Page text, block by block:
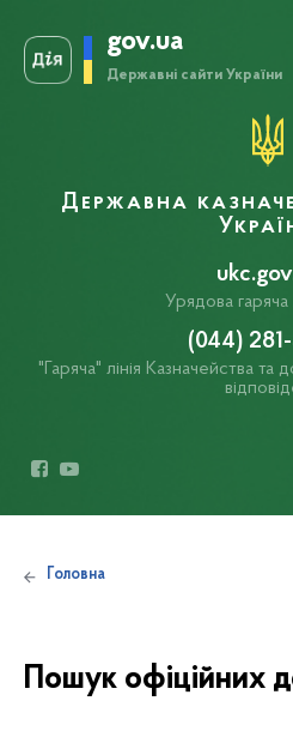
gov.ua
Державні сайти України
Урядова гаряча
Державна
(044)
"Гаряча" лінія Казначейства та
Головна
Пошук офіційних